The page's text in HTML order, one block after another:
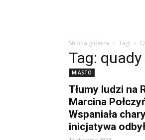
Strona główna Tagi
Tag:
MIASTO
Tłumy ludzi na
Marcina
Wspaniała
inicjatywa